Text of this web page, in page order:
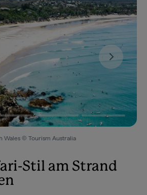
Wales © Tourism Australia
Stil am Strand